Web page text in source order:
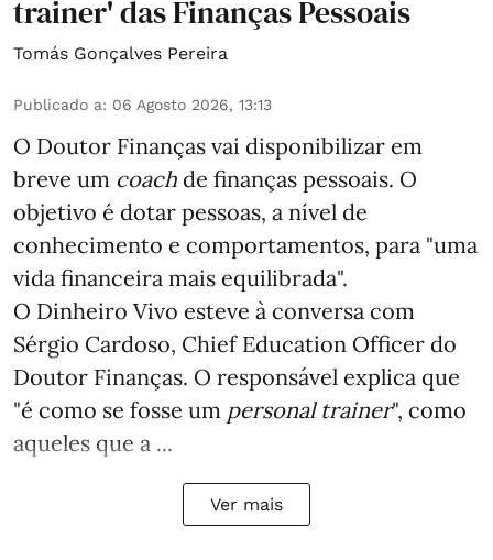
trainer' das Finanças Pessoais
Tomás Gonçalves Pereira
Publicado a: 06 Agosto 2026, 13:13
O Doutor Finanças vai disponibilizar em
breve um coach de finanças pessoais. O
objetivo é dotar pessoas, a nível de
conhecimento e comportamentos, para "uma
vida financeira mais equilibrada".
O Dinheiro Vivo esteve à conversa com
Sérgio Cardoso, Chief Education Officer do
Doutor Finanças. O responsável explica que
"é como se fosse um personal trainer", como
aqueles que a ...
Ver mais